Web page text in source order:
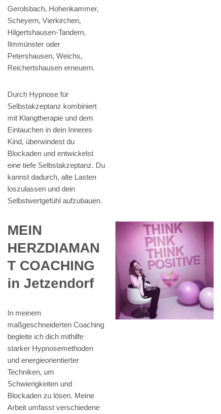
Gerolsbach, Hohenkammer,
Scheyern, Vierkirchen,
Hilgertshausen-Tandern,
Ilmmünster oder
Petershausen, Weichs,
Reichertshausen erneuern.
Durch Hypnose für
Selbstakzeptanz kombiniert
mit Klangtherapie und dem
Eintauchen in dein Inneres
Kind, überwindest du
Blockaden und entwickelst
eine tiefe Selbstakzeptanz. Du
kannst dadurch, alte Lasten
loszulassen und dein
Selbstwertgefühl aufzubauen.
MEIN
HERZDIAMAN
T COACHING
in Jetzendorf
In meinem
maßgeschneiderten Coaching
begleite ich dich mithilfe
starker Hypnosemethoden
und energieorientierter
Techniken, um
Schwierigkeiten und
Blockaden zu lösen. Meine
Arbeit umfasst verschiedene